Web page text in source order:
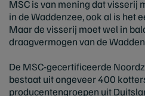
MSC is van mening dat visserij
in de Waddenzee, ook al is het
Maar de visserij moet wel in
draagvermogen van de
De MSC-gecertificeerde
bestaat uit ongeveer 400
producentengroepen uit